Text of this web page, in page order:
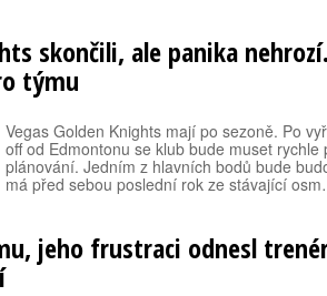
skončili, ale panika
týmu
Vegas Golden Knights mají po sezoně. Po
off od Edmontonu se klub bude muset
plánování. Jedním z hlavních bodů bude
má před sebou poslední rok ze stávající
jeho frustraci odnesl